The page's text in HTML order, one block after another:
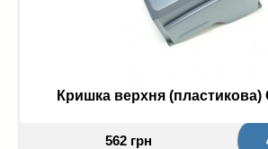
Кришка верхня (пластикова)
562 грн